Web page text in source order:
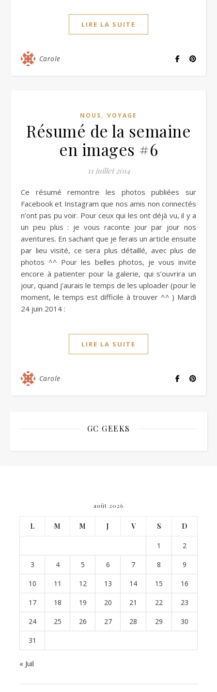
LIRE LA SUITE
Carole
NOUS, VOYAGE
Résumé de la semaine
en images #6
11 juillet 2014
Ce résumé remontre les photos publiées sur
Facebook et Instagram que nos amis non connectés
n’ont pas pu voir. Pour ceux qui les ont déjà vu, il y a
un peu plus : je vous raconte jour par jour nos
aventures. En sachant que je ferais un article ensuite
par lieu visité, ce sera plus détaillé, avec plus de
photos ^^ Pour les belles photos, je vous invite
encore à patienter pour la galerie, qui s’ouvrira un
jour, quand j’aurais le temps de les uploader (pour le
moment, le temps est difficile à trouver ^^ ) Mardi
24 juin 2014 :
LIRE LA SUITE
Carole
GC GEEKS
août 2026
L M M J V S D
1 2
3 4 5 6 7 8 9
10 11 12 13 14 15 16
17 18 19 20 21 22 23
24 25 26 27 28 29 30
31
« Juil